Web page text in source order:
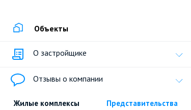
Объекты
О застройщике
Отзывы о компании
Жилые комплексы Представительства